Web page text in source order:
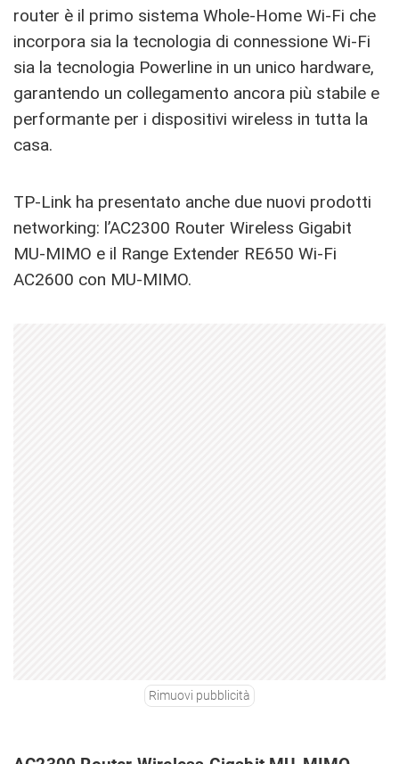
router è il primo sistema Whole-Home Wi-Fi che
incorpora sia la tecnologia di connessione Wi-Fi
sia la tecnologia Powerline in un unico hardware,
garantendo un collegamento ancora più stabile e
performante per i dispositivi wireless in tutta la
casa.
TP-Link ha presentato anche due nuovi prodotti
networking: l’AC2300 Router Wireless Gigabit
MU-MIMO e il Range Extender RE650 Wi-Fi
AC2600 con MU-MIMO.
Rimuovi pubblicità